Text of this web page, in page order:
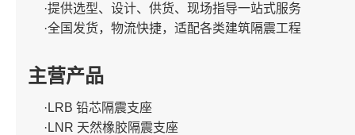
·提供选型、设计、供货、现场指导一站式服务
·全国发货，物流快捷，适配各类建筑隔震工程
主营产品
·LRB 铅芯隔震支座
·LNR 天然橡胶隔震支座